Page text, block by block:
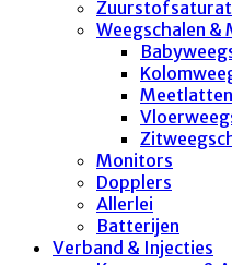
Weegschalen &
Meetlatten
Monitors
Dopplers
Allerlei
Batterijen
Verband & Injecties